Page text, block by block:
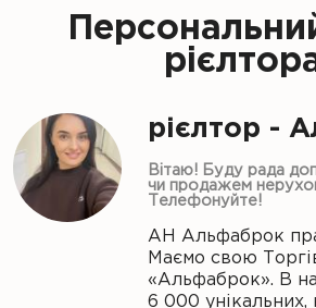
рієлтор -
Вітаю! Буду рада
чи продажем
Телефонуйте!
АН Альфаброк
Маємо свою
«Альфаброк». В
6 000